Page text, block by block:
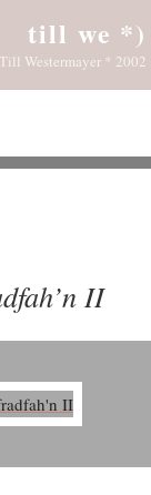
till we *)
Westermayer * 2002
II